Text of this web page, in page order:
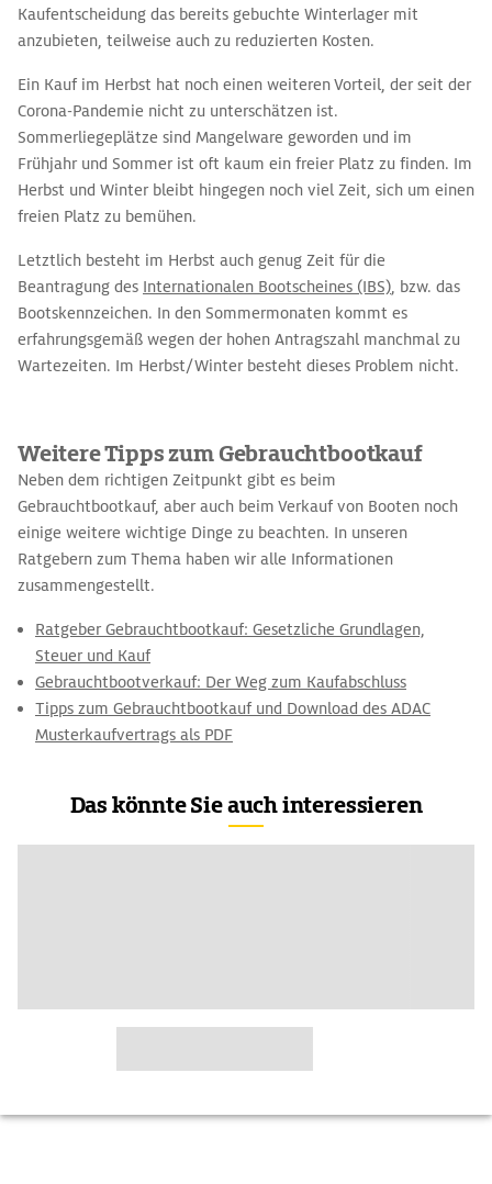
Kaufentscheidung das bereits gebuchte Winterlager mit
anzubieten, teilweise auch zu reduzierten Kosten.
Ein Kauf im Herbst hat noch einen weiteren Vorteil, der seit der
Corona-Pandemie nicht zu unterschätzen ist.
Sommerliegeplätze sind Mangelware geworden und im
Frühjahr und Sommer ist oft kaum ein freier Platz zu finden. Im
Herbst und Winter bleibt hingegen noch viel Zeit, sich um einen
freien Platz zu bemühen.
Letztlich besteht im Herbst auch genug Zeit für die
Beantragung des Internationalen Bootscheines (IBS), bzw. das
Bootskennzeichen. In den Sommermonaten kommt es
erfahrungsgemäß wegen der hohen Antragszahl manchmal zu
Wartezeiten. Im Herbst/Winter besteht dieses Problem nicht.
Weitere Tipps zum Gebrauchtbootkauf
Neben dem richtigen Zeitpunkt gibt es beim
Gebrauchtbootkauf, aber auch beim Verkauf von Booten noch
einige weitere wichtige Dinge zu beachten. In unseren
Ratgebern zum Thema haben wir alle Informationen
zusammengestellt.
Ratgeber Gebrauchtbootkauf: Gesetzliche Grundlagen,
Steuer und Kauf
Gebrauchtbootverkauf: Der Weg zum Kaufabschluss
Tipps zum Gebrauchtbootkauf und Download des ADAC
Musterkaufvertrags als PDF
Das könnte Sie auch interessieren